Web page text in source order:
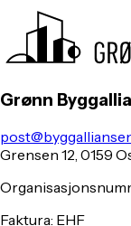
Grønn
Grensen 12, 0159
Faktura: EHF